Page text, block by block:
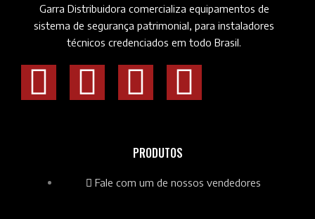
Garra Distribuidora comercializa equipamentos de
sistema de segurança patrimonial, para instaladores
técnicos credenciados em todo Brasil.
PRODUTOS
Fale com um de nossos vendedores